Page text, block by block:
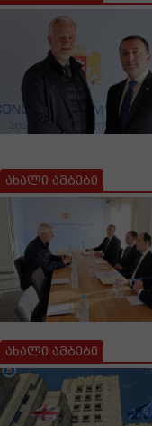
ახალი ამბები
ახალი ამბები